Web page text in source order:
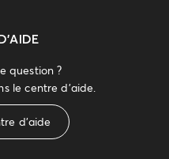
question ?
le centre d'aide.
d'aide